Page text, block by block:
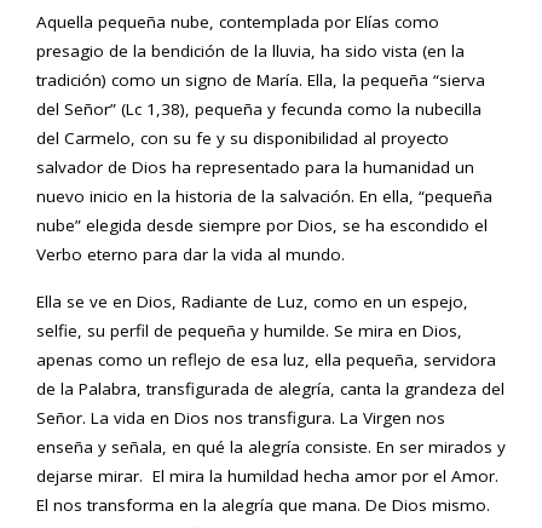
Aquella pequeña nube, contemplada por Elías como
presagio de la bendición de la lluvia, ha sido vista (en la
tradición) como un signo de María. Ella, la pequeña “sierva
del Señor” (Lc 1,38), pequeña y fecunda como la nubecilla
del Carmelo, con su fe y su disponibilidad al proyecto
salvador de Dios ha representado para la humanidad un
nuevo inicio en la historia de la salvación. En ella, “pequeña
nube” elegida desde siempre por Dios, se ha escondido el
Verbo eterno para dar la vida al mundo.
Ella se ve en Dios, Radiante de Luz, como en un espejo,
selfie, su perfil de pequeña y humilde. Se mira en Dios,
apenas como un reflejo de esa luz, ella pequeña, servidora
de la Palabra, transfigurada de alegría, canta la grandeza del
Señor. La vida en Dios nos transfigura. La Virgen nos
enseña y señala, en qué la alegría consiste. En ser mirados y
dejarse mirar. El mira la humildad hecha amor por el Amor.
El nos transforma en la alegría que mana. De Dios mismo.